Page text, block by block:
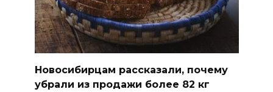
Новосибирцам рассказали, почему
убрали из продажи более 82 кг